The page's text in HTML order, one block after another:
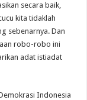
secara baik,
kita tidaklah
sebenarnya. Dan
robo-robo ini
adat istiadat
Indonesia